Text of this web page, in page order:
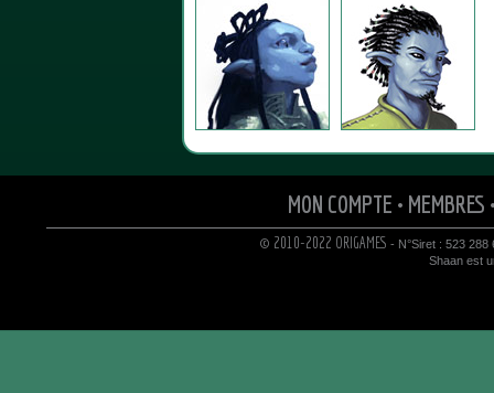
MON COMPTE • MEMBRES
© 2010-2022 ORIGAMES - N°Siret : 523 288
Shaan est